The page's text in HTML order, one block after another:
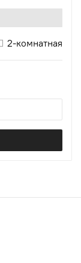
2-комнатная